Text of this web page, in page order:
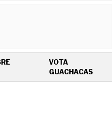
IN NEW WINDOW
VOTA
GUACHACAS